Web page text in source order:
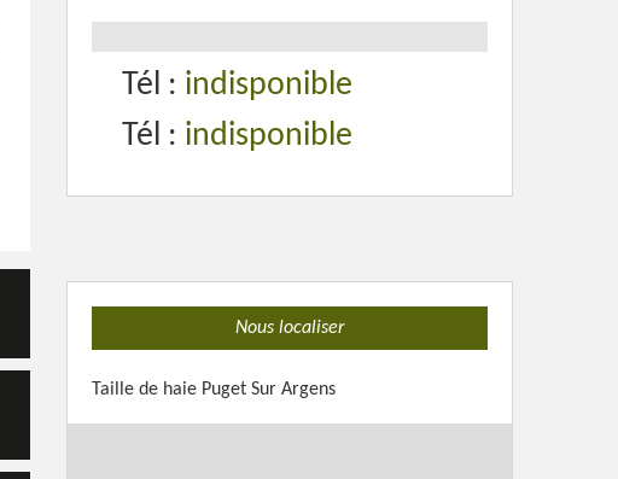
Tél : indisponible
Tél : indisponible
Nous localiser
Taille de haie Puget Sur Argens